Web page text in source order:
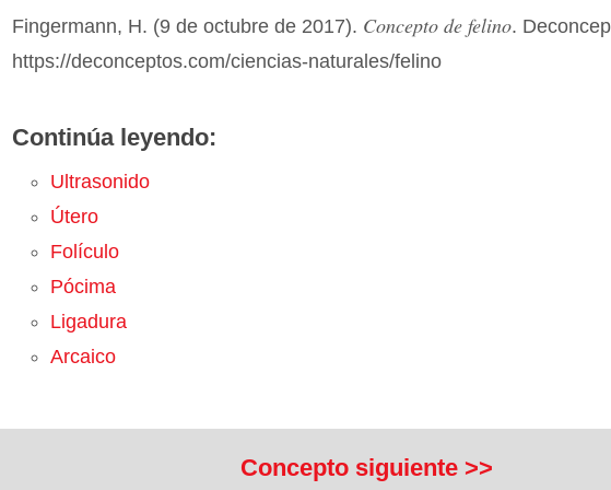
Fingermann, H. (9 de octubre de 2017). Concepto de felino.
https://deconceptos.com/ciencias-naturales/felino
Continúa leyendo:
Ultrasonido
Útero
Folículo
Pócima
Ligadura
Arcaico
Concepto siguiente >>